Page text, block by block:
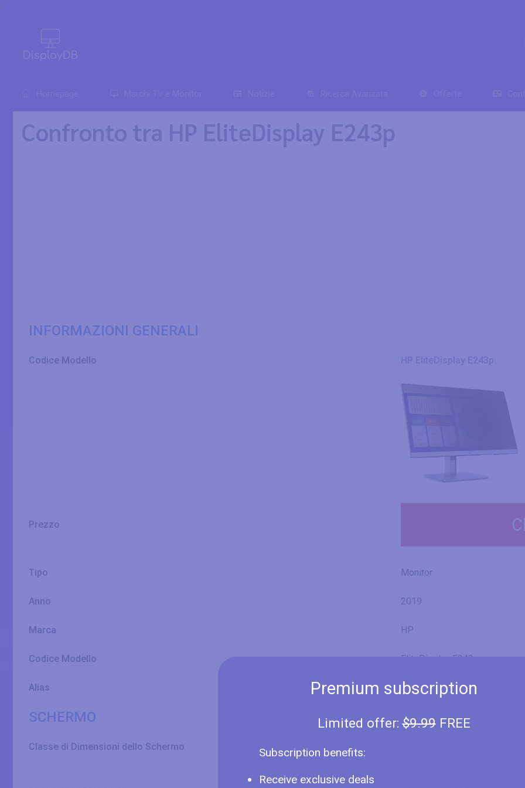
Premium subscription
Limited offer:$9.99FREE
Subscription benefits:
Receive exclusive deals
Confronto tra HP EliteDisplay E243p
INFORMAZIONI GENERALI
Codice Modello
Prezzo
Tipo Monitor
Anno 2019
Marca HP
Codice Modello EliteDisplay E243p
Alias 5FT13A8
SCHERMO
Classe di Dimensioni dello Schermo